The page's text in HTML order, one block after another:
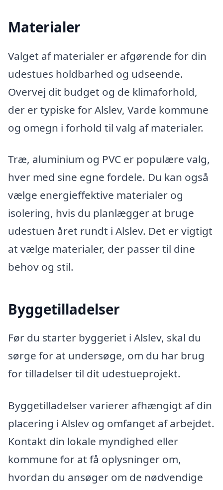
Materialer
Valget af materialer er afgørende for din
udestues holdbarhed og udseende.
Overvej dit budget og de klimaforhold,
der er typiske for Alslev, Varde kommune
og omegn i forhold til valg af materialer.
Træ, aluminium og PVC er populære valg,
hver med sine egne fordele. Du kan også
vælge energieffektive materialer og
isolering, hvis du planlægger at bruge
udestuen året rundt i Alslev. Det er vigtigt
at vælge materialer, der passer til dine
behov og stil.
Byggetilladelser
Før du starter byggeriet i Alslev, skal du
sørge for at undersøge, om du har brug
for tilladelser til dit udestueprojekt.
Byggetilladelser varierer afhængigt af din
placering i Alslev og omfanget af arbejdet.
Kontakt din lokale myndighed eller
kommune for at få oplysninger om,
hvordan du ansøger om de nødvendige